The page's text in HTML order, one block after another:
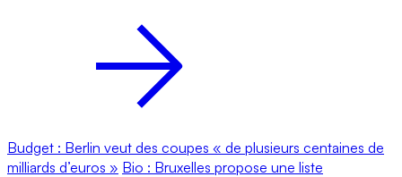
Budget : Berlin veut des coupes « de plusieurs centaines de
milliards d’euros » Bio : Bruxelles propose une liste